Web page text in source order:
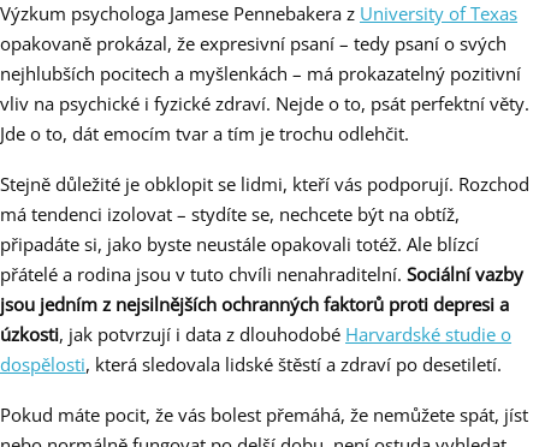
Výzkum psychologa Jamese Pennebakera z University of Texas
opakovaně prokázal, že expresivní psaní – tedy psaní o svých
nejhlubších pocitech a myšlenkách – má prokazatelný pozitivní
vliv na psychické i fyzické zdraví. Nejde o to, psát perfektní věty.
Jde o to, dát emocím tvar a tím je trochu odlehčit.
Stejně důležité je obklopit se lidmi, kteří vás podporují. Rozchod
má tendenci izolovat – stydíte se, nechcete být na obtíž,
připadáte si, jako byste neustále opakovali totéž. Ale blízcí
přátelé a rodina jsou v tuto chvíli nenahraditelní. Sociální vazby
jsou jedním z nejsilnějších ochranných faktorů proti depresi a
úzkosti, jak potvrzují i data z dlouhodobé Harvardské studie o
dospělosti, která sledovala lidské štěstí a zdraví po desetiletí.
Pokud máte pocit, že vás bolest přemáhá, že nemůžete spát, jíst